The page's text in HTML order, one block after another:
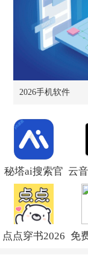
2026手机软件
秘塔ai搜索官
方下载v2.7.0
云
点点穿书2026 免